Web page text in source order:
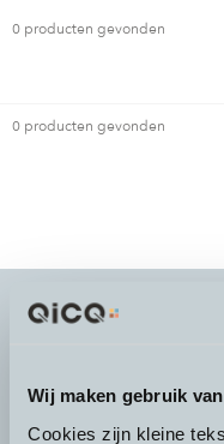
Wij maken gebruik
Cookies zijn kleine
0 producten gevonden
0 producten gevonden